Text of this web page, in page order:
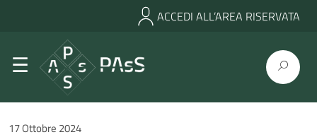
ACCEDI ALL’AREA RISERVATA
17 Ottobre 2024